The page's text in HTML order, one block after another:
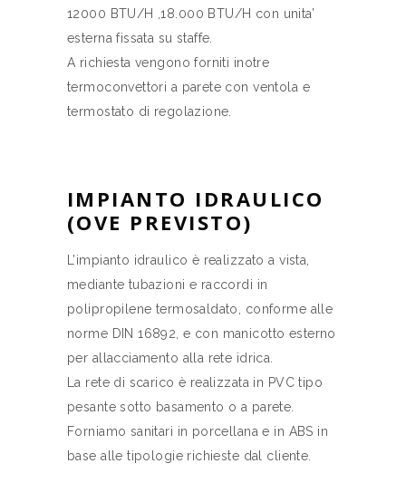
12000 BTU/H ,18.000 BTU/H con unita’
esterna fissata su staffe.
A richiesta vengono forniti inotre
termoconvettori a parete con ventola e
termostato di regolazione.
IMPIANTO IDRAULICO
(OVE PREVISTO)
L’impianto idraulico è realizzato a vista,
mediante tubazioni e raccordi in
polipropilene termosaldato, conforme alle
norme DIN 16892, e con manicotto esterno
per allacciamento alla rete idrica.
La rete di scarico è realizzata in PVC tipo
pesante sotto basamento o a parete.
Forniamo sanitari in porcellana e in ABS in
base alle tipologie richieste dal cliente.